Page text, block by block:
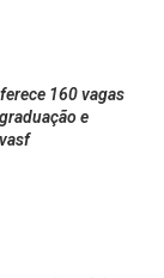
160 vagas
e